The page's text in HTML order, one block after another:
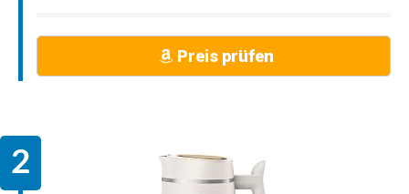
Preis prüfen